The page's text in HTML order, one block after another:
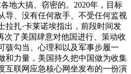
地大搞、窃密的。2020年，目标
导、没有任何敌手、不受任何监视
拉扎·卡莱诺埃指出，前段时间发
次了美国肆意对他国进行、策动收
骇勾当、心理和以及军事步履一
和力量，美国持久把中国做为收集
互联网应急核心网坐发布的一份演